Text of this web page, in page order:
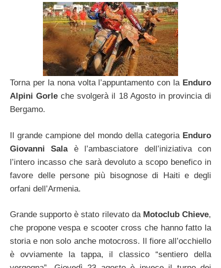
Torna per la nona volta l’appuntamento con la Enduro
Alpini Gorle che svolgerà il 18 Agosto in provincia di
Bergamo.
Il grande campione del mondo della categoria Enduro
Giovanni Salaè l’ambasciatore dell’iniziativa con
l’intero incasso che sarà devoluto a scopo benefico in
favore delle persone più bisognose di Haiti e degli
orfani dell’Armenia.
Grande supporto è stato rilevato da Motoclub Chieve,
che propone vespa e scooter cross che hanno fatto la
storia e non solo anche motocross. Il fiore all’occhiello
è ovviamente la tappa, il classico “sentiero della